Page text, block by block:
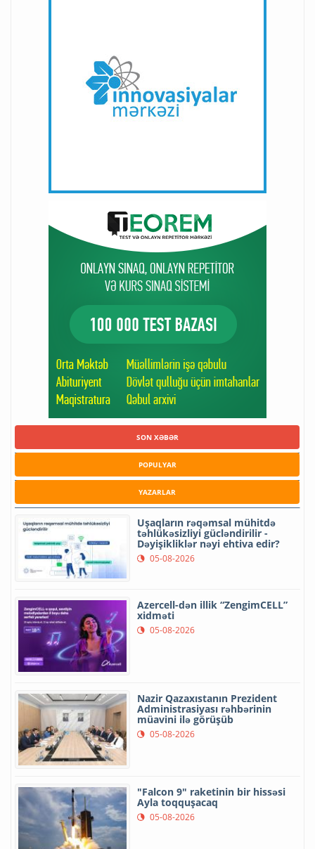
SON XƏBƏR
POPULYAR
YAZARLAR
Uşaqların rəqəmsal mühitdə
təhlükəsizliyi gücləndirilir -
Dəyişikliklər nəyi ehtiva edir?
05-08-2026
Azercell-dən illik “ZengimCELL”
xidməti
05-08-2026
Nazir Qazaxıstanın Prezident
Administrasiyası rəhbərinin
müavini ilə görüşüb
05-08-2026
"Falcon 9" raketinin bir hissəsi
Ayla toqquşacaq
05-08-2026